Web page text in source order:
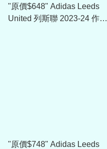
"原價$648" Adidas Leeds
United 列斯聯 2023-24 作客
"原價$748" Adidas Leeds